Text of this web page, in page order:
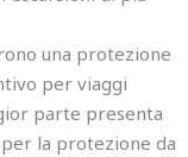
una protezione
per viaggi
parte presenta
la protezione da